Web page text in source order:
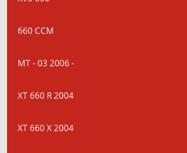
660 CCM
MT - 03 2006 -
XT 660 R 2004
XT 660 X 2004